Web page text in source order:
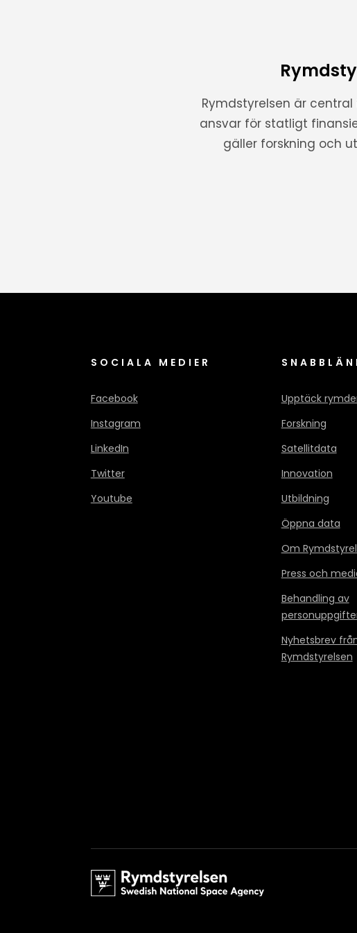
Rymdstyrelsen är
ansvar för statligt
gäller forskning och
SOCIALA MEDIER
Facebook
Instagram
LinkedIn
Twitter
Youtube
Upptäck
Forskning
Satellitdata
Innovation
Utbildning
Öppna data
Om
Press och
Behandling av
Nyhetsbrev
Rymdstyrelsen